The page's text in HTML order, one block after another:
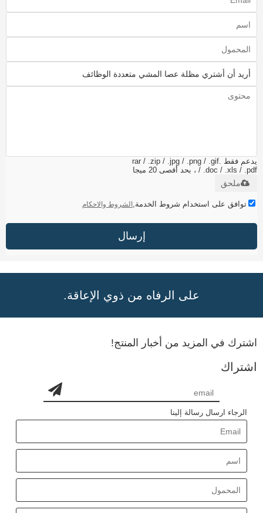
يدعم فقط .rar / .zip / .jpg / .png / .gif
/ .doc / .xls / .pdf ، بحد أقصى 20 ميجا
ملحق
توافق على استخدام شروط الخدمة, الشروط والاحكام
إرسال
على الرفاه من ذوي الإعاقة.
اشترك في المزيد من أخبار المنتج!
اشتراك
الرجاء ارسال رسالة إلينا